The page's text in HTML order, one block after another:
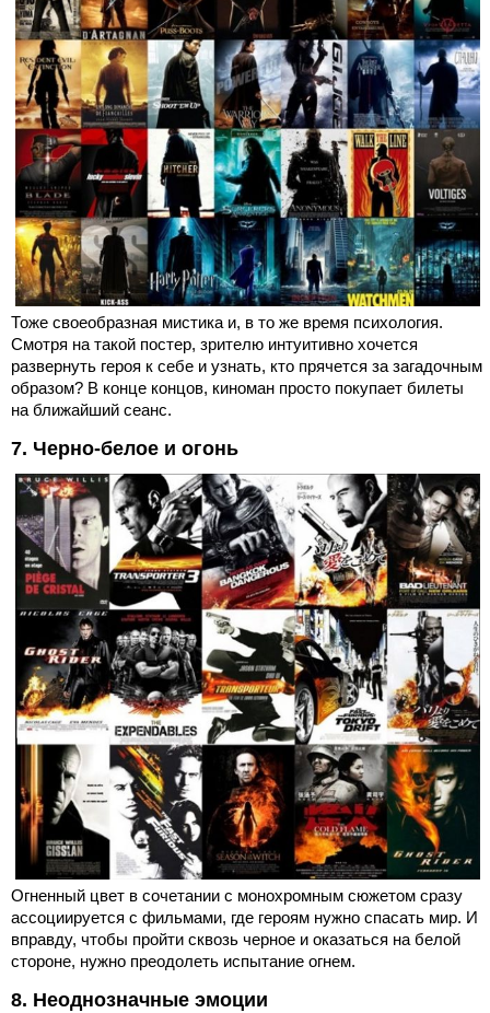
Тоже своеобразная мистика и, в то же время психология.
Смотря на такой постер, зрителю интуитивно хочется
развернуть героя к себе и узнать, кто прячется за загадочным
образом? В конце концов, киноман просто покупает билеты
на ближайший сеанс.
7. Черно-белое и огонь
Огненный цвет в сочетании с монохромным сюжетом сразу
ассоциируется с фильмами, где героям нужно спасать мир. И
вправду, чтобы пройти сквозь черное и оказаться на белой
стороне, нужно преодолеть испытание огнем.
8. Неоднозначные эмоции